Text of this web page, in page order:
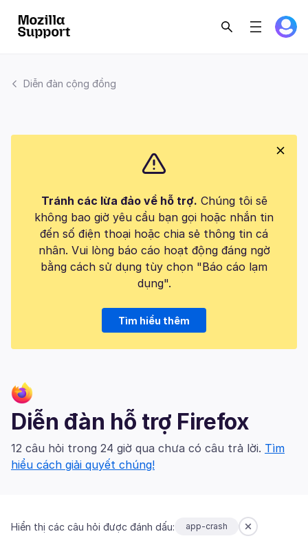
Diễn đàn cộng đồng
Tránh các lừa đảo về hỗ trợ. Chúng tôi sẽ
không bao giờ yêu cầu bạn gọi hoặc nhắn tin
đến số điện thoại hoặc chia sẻ thông tin cá
nhân. Vui lòng báo cáo hoạt động đáng ngờ
bằng cách sử dụng tùy chọn "Báo cáo lạm
dụng".
Tìm hiểu thêm
Diễn đàn hỗ trợ Firefox
12 câu hỏi trong 24 giờ qua chưa có câu trả lời. Tìm
hiểu cách giải quyết chúng!
Hiển thị các câu hỏi được đánh dấu: app-crash